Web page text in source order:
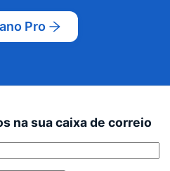
Pro
na sua caixa de correio